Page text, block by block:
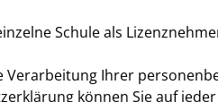
Schule als
Ihrer
können Sie auf